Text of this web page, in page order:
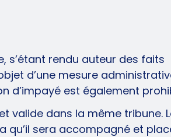
s’étant rendu auteur des faits
d’une mesure
d’impayé est également
valide dans la même tribune.
qu’il sera accompagné et